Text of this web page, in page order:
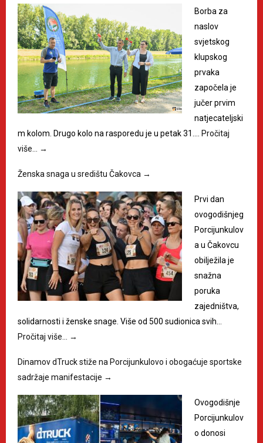
Borba za
naslov
svjetskog
klupskog
prvaka
započela je
jučer prvim
natjecateljski
m kolom. Drugo kolo na rasporedu je u petak 31.… Pročitaj
više… →
Ženska snaga u središtu Čakovca →
Prvi dan
ovogodišnjeg
Porcijunkulov
a u Čakovcu
obilježila je
snažna
poruka
zajedništva,
solidarnosti i ženske snage. Više od 500 sudionica svih…
Pročitaj više… →
Dinamov dTruck stiže na Porcijunkulovo i obogaćuje sportske
sadržaje manifestacije →
Ovogodišnje
Porcijunkulov
o donosi